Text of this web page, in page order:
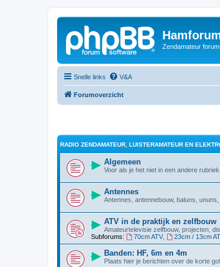
Zendamateur
Snelle links V&A
Forumoverzicht
RADIO ZENDAMATEUR, LUISTERAMATEUR EN
Algemeen
Voor als je het niet in een andere
Antennes
Antennes, antennebouw, baluns,
ATV in de praktijk en zelfbouw
Amateurtelevisie zelfbouw, projecten,
Subforums:
70cm ATV, 23cm / 13cm
Banden: HF, 6m en 4m
Plaats hier je berichten over de korte